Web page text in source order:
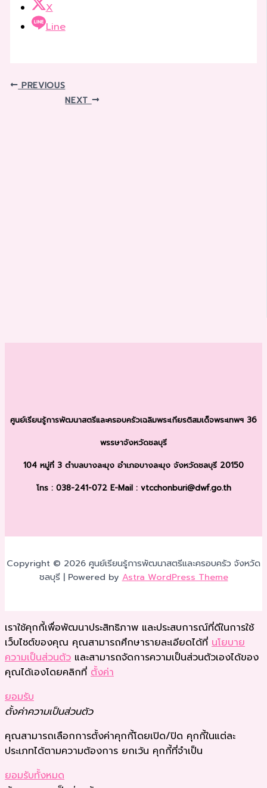
X
Line
PREVIOUS
NEXT
ศูนย์เรียนรู้การพัฒนาสตรีและครอบครัวเฉลิมพระเกียรติสมเด็จพระเทพฯ 36
พรรษาจังหวัดชลบุรี
104 หมู่ที่ 3 ตำบลบางละมุง อำเภอบางละมุง จังหวัดชลบุรี 20150
โทร : 038-241-072 E-Mail : vtcchonburi@dwf.go.th
Copyright © 2026 ศูนย์เรียนรู้การพัฒนาสตรีและครอบครัว จังหวัด
ชลบุรี | Powered byAstra WordPress Theme
เราใช้คุกกี้เพื่อพัฒนาประสิทธิภาพ และประสบการณ์ที่ดีในการใช้
เว็บไซต์ของคุณ คุณสามารถศึกษารายละเอียดได้ที่ นโยบาย
ความเป็นส่วนตัว และสามารถจัดการความเป็นส่วนตัวเองได้ของ
คุณได้เองโดยคลิกที่ ตั้งค่า
ยอมรับ
ตั้งค่าความเป็นส่วนตัว
คุณสามารถเลือกการตั้งค่าคุกกี้โดยเปิด/ปิด คุกกี้ในแต่ละ
ประเภทได้ตามความต้องการ ยกเว้น คุกกี้ที่จำเป็น
ยอมรับทั้งหมด